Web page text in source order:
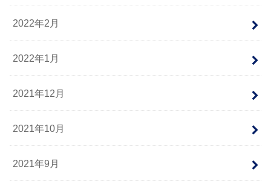
2022年2月
2022年1月
2021年12月
2021年10月
2021年9月